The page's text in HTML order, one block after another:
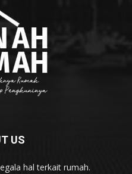
US
hal terkait rumah.